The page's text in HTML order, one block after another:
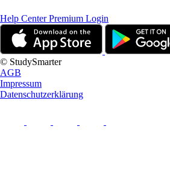
Help CenterPremium Login
© StudySmarter
AGB
Impressum
Datenschutzerklärung